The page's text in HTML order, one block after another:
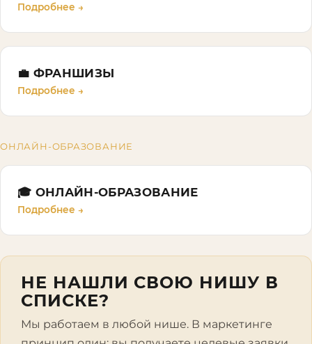
Подробнее →
💼 ФРАНШИЗЫ
Подробнее →
ОНЛАЙН-ОБРАЗОВАНИЕ
🎓 ОНЛАЙН-ОБРАЗОВАНИЕ
Подробнее →
НЕ НАШЛИ СВОЮ НИШУ В
СПИСКЕ?
Мы работаем в любой нише. В маркетинге